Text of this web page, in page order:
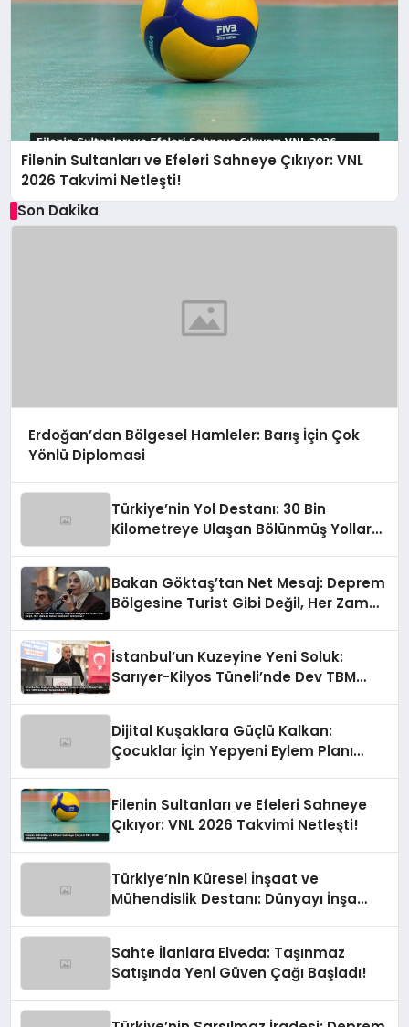
Filenin Sultanları ve Efeleri Sahneye Çıkıyor: VNL
2026 Takvimi Netleşti!
Son Dakika
Erdoğan’dan Bölgesel Hamleler: Barış İçin Çok
Yönlü Diplomasi
Türkiye’nin Yol Destanı: 30 Bin
Kilometreye Ulaşan Bölünmüş Yollar
Bakan Göktaş’tan Net Mesaj: Deprem
Bölgesine Turist Gibi Değil, Her Zaman
İstanbul’un Kuzeyine Yeni Soluk:
Sarıyer-Kilyos Tüneli’nde Dev TBM
Dijital Kuşaklara Güçlü Kalkan:
Çocuklar İçin Yepyeni Eylem Planı
Filenin Sultanları ve Efeleri Sahneye
Çıkıyor: VNL 2026 Takvimi Netleşti!
Türkiye’nin Küresel İnşaat ve
Mühendislik Destanı: Dünyayı İnşa
Sahte İlanlara Elveda: Taşınmaz
Satışında Yeni Güven Çağı Başladı!